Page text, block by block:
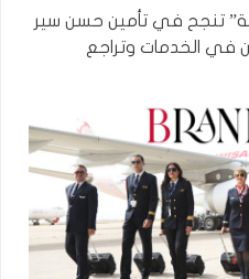
تنجح في تأمين حسن سير
الخدمات وتراجع